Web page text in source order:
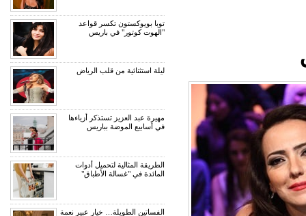
توبا بويوكستون تكسر قواعد
"الهوت كوتور" في باريس
ليلة استثنائية من قلب الرياض
مهيرة عبد العزيز تستذكر أزياءها
في أسابيع الموضة بباريس
الطريقة المثالية لتحميل أدوات
المائدة في "غسالة الأطباق"
الفساتين الطويلة… خيار عبير نعمة